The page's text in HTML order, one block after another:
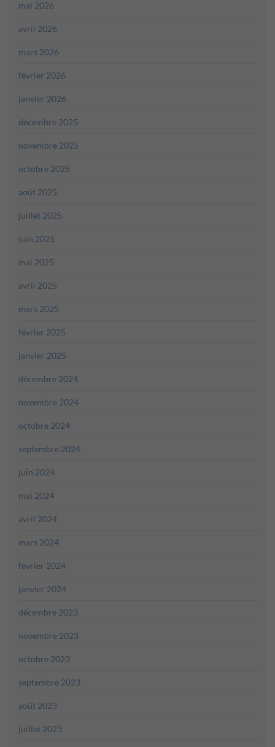
mai 2026
avril 2026
mars 2026
février 2026
janvier 2026
décembre 2025
novembre 2025
octobre 2025
août 2025
juillet 2025
juin 2025
mai 2025
avril 2025
mars 2025
février 2025
janvier 2025
décembre 2024
novembre 2024
octobre 2024
septembre 2024
juin 2024
mai 2024
avril 2024
mars 2024
février 2024
janvier 2024
décembre 2023
novembre 2023
octobre 2023
septembre 2023
août 2023
juillet 2023